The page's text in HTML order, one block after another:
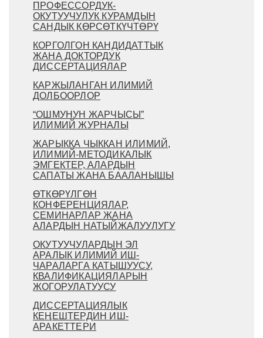
ПРОФЕССОРДУК-
ОКУТУУЧУЛУК КУРАМДЫН
САНДЫК КӨРСӨТКҮЧТӨРҮ
КОРГОЛГОН КАНДИДАТТЫК
ЖАНА ДОКТОРДУК
ДИССЕРТАЦИЯЛАР
КАРЖЫЛАНГАН ИЛИМИЙ
ДОЛБООРЛОР
“ОШМУНУН ЖАРЧЫСЫ”
ИЛИМИЙ ЖУРНАЛЫ
ЖАРЫККА ЧЫККАН ИЛИМИЙ,
ИЛИМИЙ-МЕТОДИКАЛЫК
ЭМГЕКТЕР, АЛАРДЫН
САПАТЫ ЖАНА БААЛАНЫШЫ
ӨТКӨРҮЛГӨН
КОНФЕРЕНЦИЯЛАР,
СЕМИНАРЛАР ЖАНА
АЛАРДЫН НАТЫЙЖАЛУУЛУГУ
ОКУТУУЧУЛАРДЫН ЭЛ
АРАЛЫК ИЛИМИЙ ИШ-
ЧАРАЛАРГА КАТЫШУУСУ,
КВАЛИФИКАЦИЯЛАРЫН
ЖОГОРУЛАТУУСУ
ДИССЕРТАЦИЯЛЫК
КЕҢЕШТЕРДИН ИШ-
АРАКЕТТЕРИ